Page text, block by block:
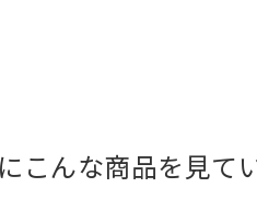
こんな商品を見て